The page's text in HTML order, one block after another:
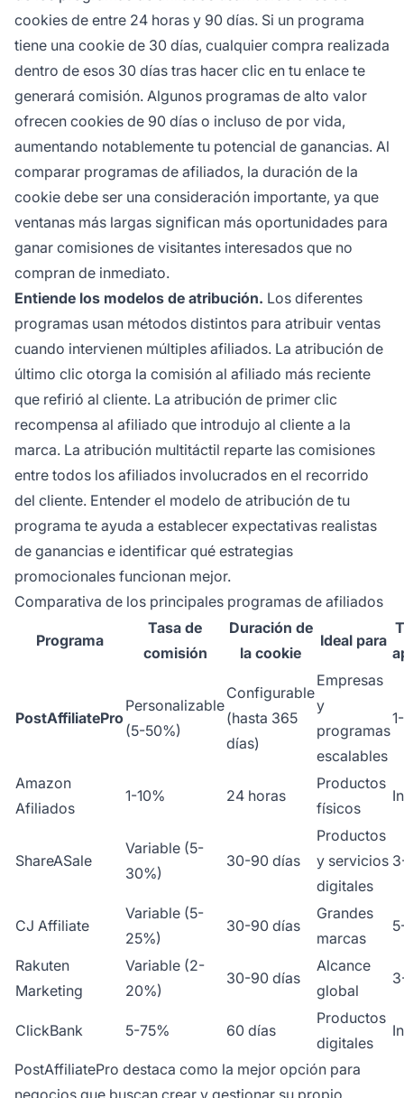
cookies de entre 24 horas y 90 días. Si un programa
tiene una cookie de 30 días, cualquier compra realizada
dentro de esos 30 días tras hacer clic en tu enlace te
generará comisión. Algunos programas de alto valor
ofrecen cookies de 90 días o incluso de por vida,
aumentando notablemente tu potencial de ganancias. Al
comparar programas de afiliados, la duración de la
cookie debe ser una consideración importante, ya que
ventanas más largas significan más oportunidades para
ganar comisiones de visitantes interesados que no
compran de inmediato.
Entiende los modelos de atribución. Los diferentes
programas usan métodos distintos para atribuir ventas
cuando intervienen múltiples afiliados. La atribución de
último clic otorga la comisión al afiliado más reciente
que refirió al cliente. La atribución de primer clic
recompensa al afiliado que introdujo al cliente a la
marca. La atribución multitáctil reparte las comisiones
entre todos los afiliados involucrados en el recorrido
del cliente. Entender el modelo de atribución de tu
programa te ayuda a establecer expectativas realistas
de ganancias e identificar qué estrategias
promocionales funcionan mejor.
Comparativa de los principales programas de afiliados
Programa
Tasa de
comisión
Duración de
la cookie
Ideal para
PostAffiliatePro
Personalizable
(5-50%)
Configurable
(hasta 365
días)
Empresas
y
programas
escalables
Amazon
Afiliados
1-10% 24 horas
Productos
físicos
ShareASale
Variable (5-
30%)
30-90 días
Productos
y servicios
digitales
CJ Affiliate
Variable (5-
25%)
30-90 días
Grandes
marcas
Rakuten
Marketing
Variable (2-
20%)
30-90 días
Alcance
global
ClickBank 5-75% 60 días
Productos
digitales
PostAffiliatePro destaca como la mejor opción para
negocios que buscan crear y gestionar su propio